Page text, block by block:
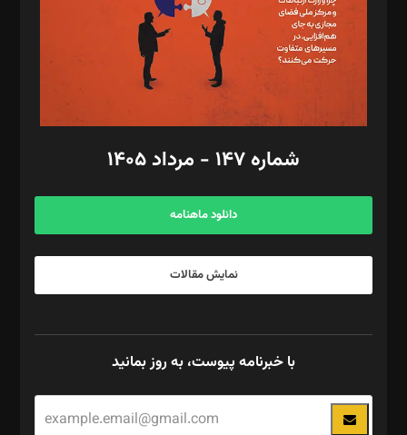
طراح یونیفرم: مجید توکلی
فیلمبرداری و عکاسی: امیر شفیعی، مانی لطفی زاده
گرافیک و صفحه‌آرایی: سید‌سبحان‌علی ثابت
مد‌یر توسعه تجاری: کامبیز برید‌
امور مالی: شاپور رهبری، محمد‌ کاظمی‌نیا
آگهی و مشترکین: ۰۹۱۹۹۹۹۰۴۵۴
شماره ۱۴۷ - مرداد ۱۴۰۵
دانلود ماهنامه
نمایش مقالات
با خبرنامه پیوست، به روز بمانید